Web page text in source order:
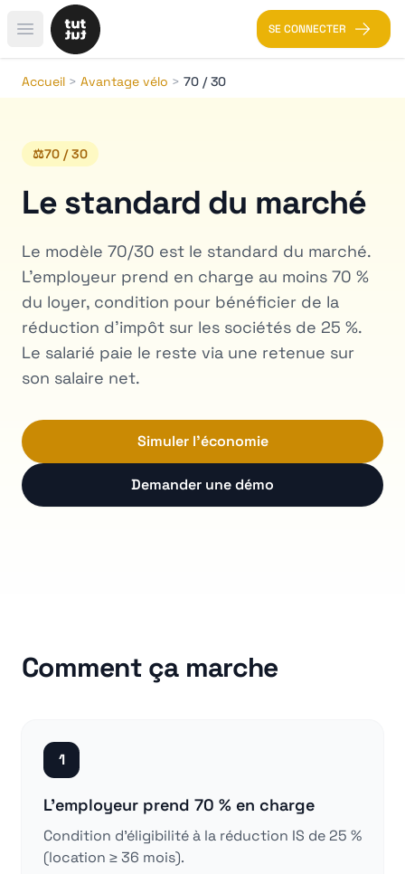
Open main menu SE CONNECTER
Accueil > Avantage vélo > 70 / 30
⚖️70 / 30
Le standard du marché
Le modèle 70/30 est le standard du marché.
L'employeur prend en charge au moins 70 %
du loyer, condition pour bénéficier de la
réduction d'impôt sur les sociétés de 25 %.
Le salarié paie le reste via une retenue sur
son salaire net.
Simuler l'économie
Demander une démo
Comment ça marche
1
L'employeur prend 70 % en charge
Condition d'éligibilité à la réduction IS de 25 %
(location ≥ 36 mois).